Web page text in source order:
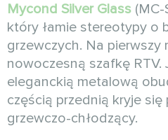
Mycond Silver Glass (MC-
który łamie stereotypy o
grzewczych. Na pierwszy
nowoczesną szafkę RTV.
eleganckią metalową
częścią przednią kryje
grzewczo-chłodzący.